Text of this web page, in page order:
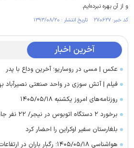
و از آن بهره نبرده‌ایم.
کد خبر: ۲۷۰۶۲۷ تاریخ انتشار : ۱۳۹۳/۰۸/۲۰
آخرین اخبار
عکس | مسی در روساریو؛ آخرین وداع با پدر
فیلم | آتش سوزی در واحد صنعتی نصیرآباد
روزنامه‌های امروز یکشنبه ۱۴۰۵/۰۵/۱۸
برخورد ۲ دستگاه اتوبوس در نیجر/ ۲۲ نفر جان باختند
بلغارستان سفیر اوکراین را احضار کرد
هواشناسی ۱۴۰۵/۰۵/۱۸؛ رگبار باران در ارتفاعات البرز مرکزی و اردبیل